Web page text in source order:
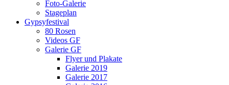
Foto-Galerie
Stageplan
Gypsyfestival
80 Rosen
Videos GF
Galerie GF
Flyer und Plakate
Galerie 2019
Galerie 2017